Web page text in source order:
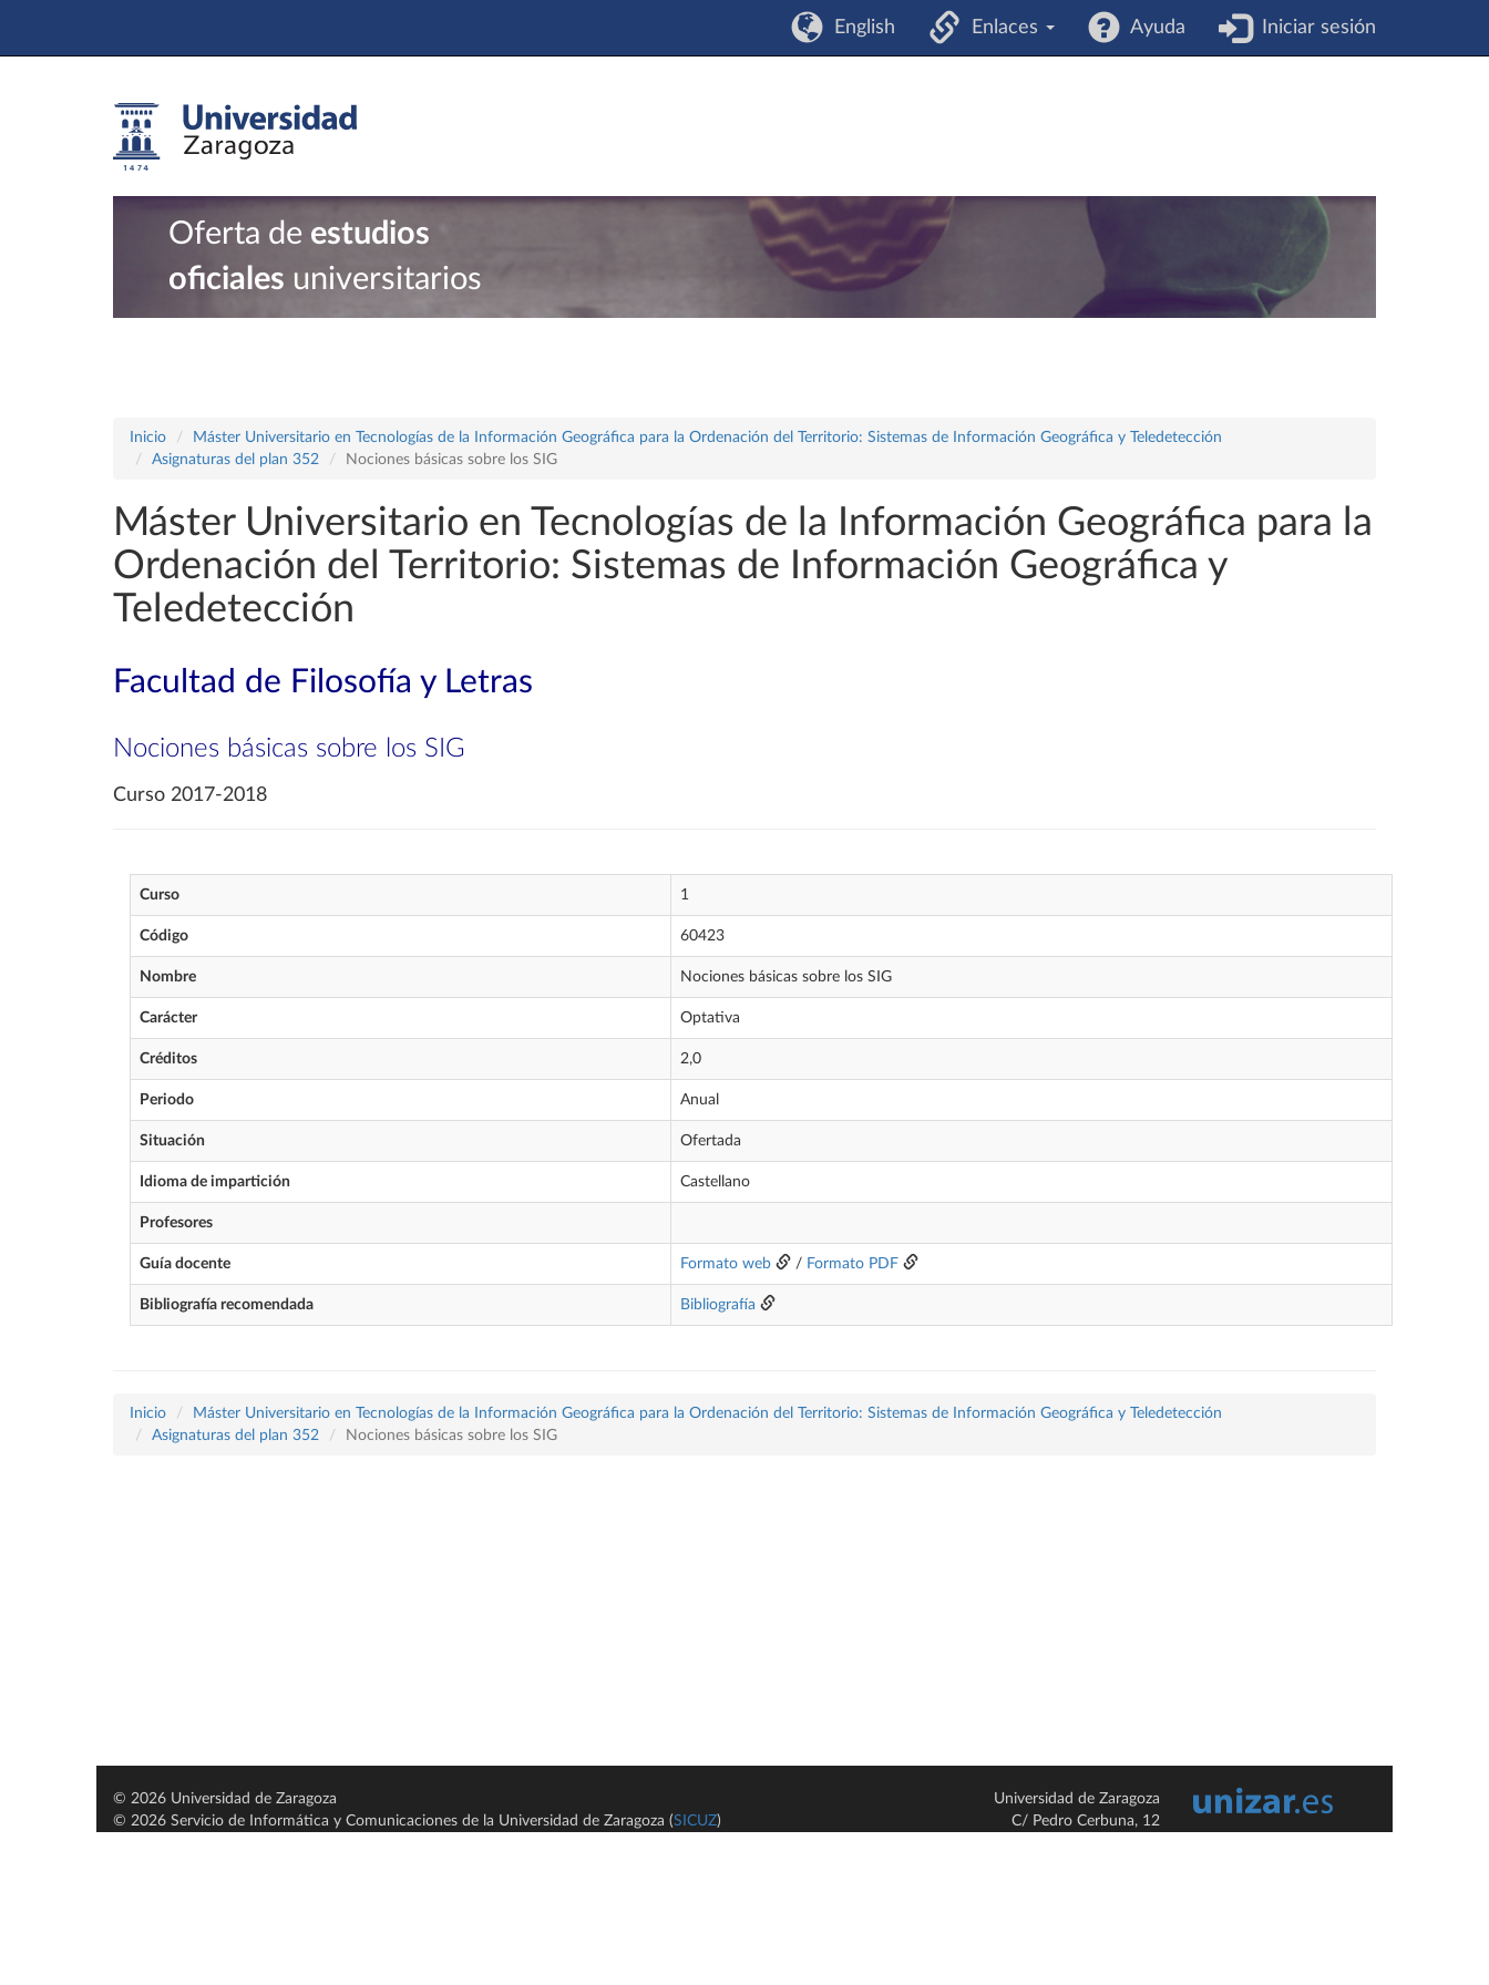
English Enlaces Ayuda Iniciar sesión
Oferta de estudios
oficiales universitarios
Inicio
Máster Universitario en Tecnologías de la Información Geográfica para la Ordenación del Territorio: Sistemas de Información Geográfica y Teledetección
Asignaturas del plan 352
Nociones básicas sobre los SIG
Máster Universitario en Tecnologías de la Información Geográfica para la
Ordenación del Territorio: Sistemas de Información Geográfica y
Teledetección
Facultad de Filosofía y Letras
Nociones básicas sobre los SIG
Curso 2017-2018
Curso 1
Código 60423
Nombre Nociones básicas sobre los SIG
Carácter Optativa
Créditos 2,0
Periodo Anual
Situación Ofertada
Idioma de impartición Castellano
Profesores
Guía docente Formato web / Formato PDF
Bibliografía recomendada Bibliografía
Inicio
Máster Universitario en Tecnologías de la Información Geográfica para la Ordenación del Territorio: Sistemas de Información Geográfica y Teledetección
Asignaturas del plan 352
Nociones básicas sobre los SIG
© 2026 Universidad de Zaragoza
© 2026 Servicio de Informática y Comunicaciones de la Universidad de Zaragoza (SICUZ)
Universidad de Zaragoza
C/ Pedro Cerbuna, 12